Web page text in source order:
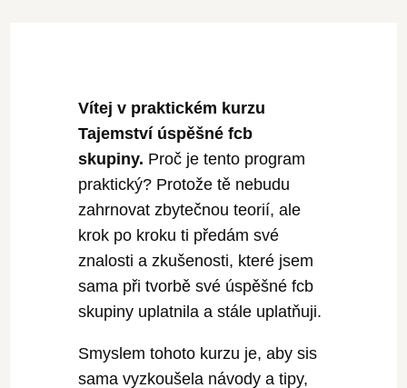
Vítej v praktickém kurzu
Tajemství úspěšné fcb
skupiny. Proč je tento program
praktický? Protože tě nebudu
zahrnovat zbytečnou teorií, ale
krok po kroku ti předám své
znalosti a zkušenosti, které jsem
sama při tvorbě své úspěšné fcb
skupiny uplatnila a stále uplatňuji.
Smyslem tohoto kurzu je, aby sis
sama vyzkoušela návody a tipy,